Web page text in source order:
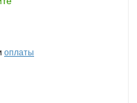
оплаты